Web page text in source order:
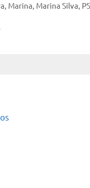
, Marina, Marina Silva,